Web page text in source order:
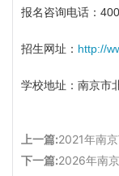
报名咨询电话：
招生网址： http://
学校地址： 南京市
上一篇:2021年南
下一篇:2026年南